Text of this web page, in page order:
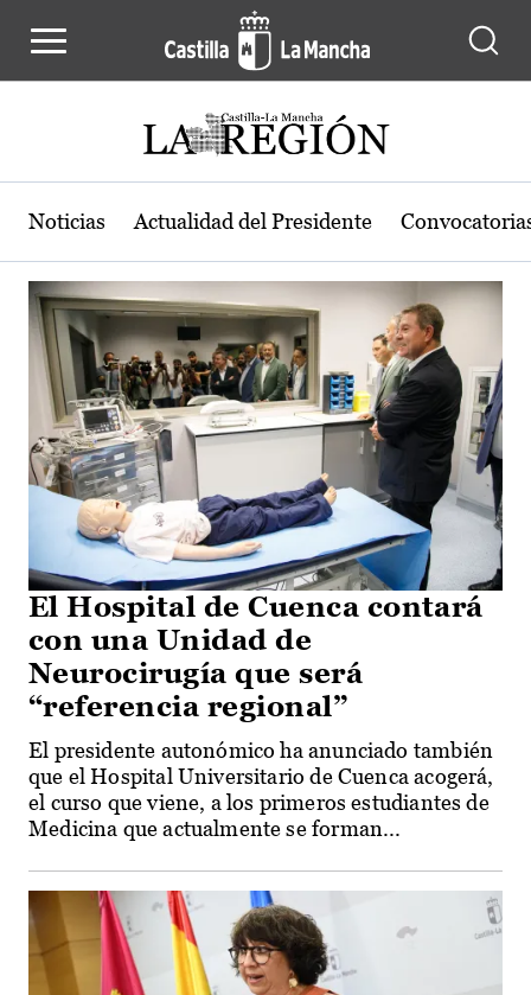
Actualidad de la región de Castilla-
Noticias Actualidad del Presidente
El Hospital de Cuenca contará
con una Unidad de
Neurocirugía que será
“referencia regional”
El presidente autonómico ha anunciado también
que el Hospital Universitario de Cuenca acogerá,
el curso que viene, a los primeros estudiantes de
Medicina que actualmente se forman...